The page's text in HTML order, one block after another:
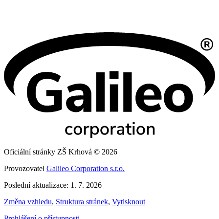
Oficiální stránky ZŠ Krhová © 2026
Provozovatel Galileo Corporation s.r.o.
Poslední aktualizace: 1. 7. 2026
Změna vzhledu, Struktura stránek, Vytisknout